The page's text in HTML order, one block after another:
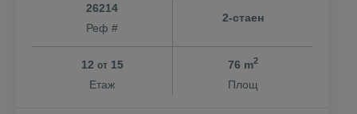
26214
Реф #
2-стаен
12 от15
Етаж
76 m2
Площ